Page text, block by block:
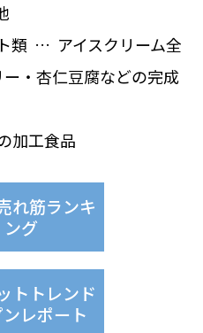
類 … アイスクリーム全
・杏仁豆腐などの完成
加工食品
れ筋ランキ
ング
トトレンド
レポート